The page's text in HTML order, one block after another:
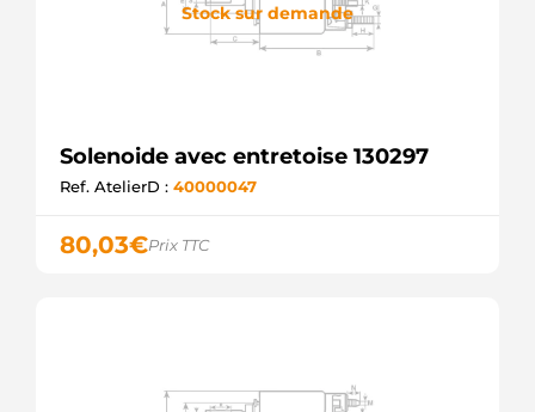
Stock sur demande
Solenoide avec entretoise 130297
Ref. AtelierD : 40000047
80,03€Prix TTC